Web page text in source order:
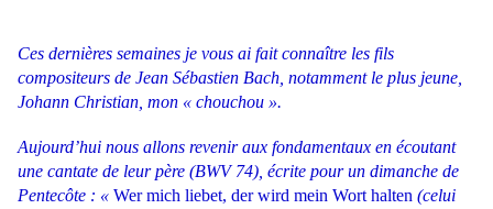
Ces dernières semaines je vous ai fait connaître les fils
compositeurs de Jean Sébastien Bach, notamment le plus jeune,
Johann Christian, mon « chouchou ».
Aujourd’hui nous allons revenir aux fondamentaux en écoutant
une cantate de leur père (BWV 74), écrite pour un dimanche de
Pentecôte : « Wer mich liebet, der wird mein Wort halten (celui